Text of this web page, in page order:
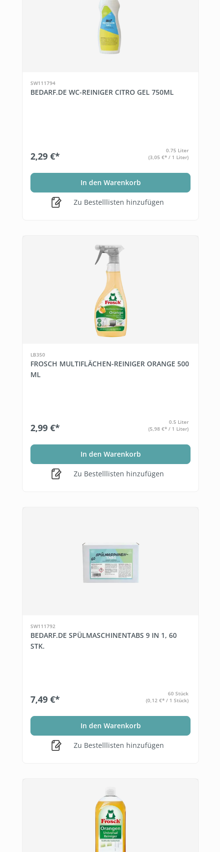
SW111794
BEDARF.DE WC-REINIGER CITRO GEL 750ML
2,29 €*
0.75 Liter
(3,05 €* / 1 Liter)
In den Warenkorb
Zu Bestelllisten hinzufügen
LB350
FROSCH MULTIFLÄCHEN-REINIGER ORANGE 500
ML
2,99 €*
0.5 Liter
(5,98 €* / 1 Liter)
In den Warenkorb
Zu Bestelllisten hinzufügen
SW111792
BEDARF.DE SPÜLMASCHINENTABS 9 IN 1, 60
STK.
7,49 €*
60 Stück
(0,12 €* / 1 Stück)
In den Warenkorb
Zu Bestelllisten hinzufügen